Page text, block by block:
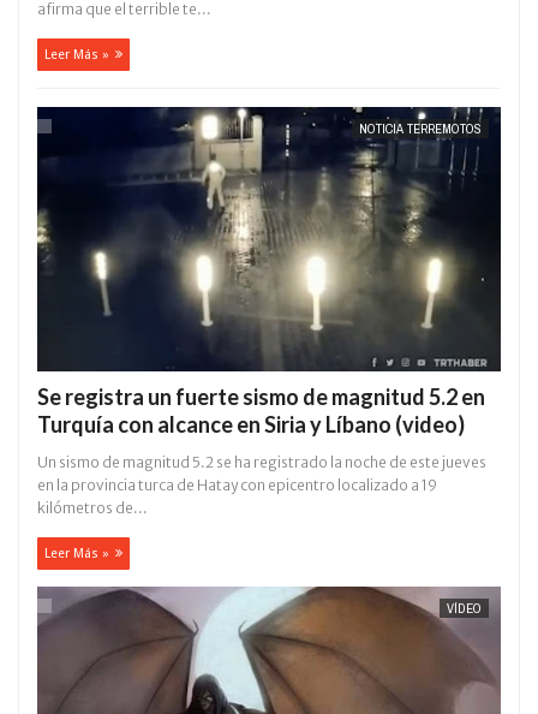
afirma que el terrible te...
Leer Más »
NOTICIA TERREMOTOS
Se registra un fuerte sismo de magnitud 5.2 en
Turquía con alcance en Siria y Líbano (video)
Un sismo de magnitud 5.2 se ha registrado la noche de este jueves
en la provincia turca de Hatay con epicentro localizado a 19
kilómetros de...
Leer Más »
VÍDEO